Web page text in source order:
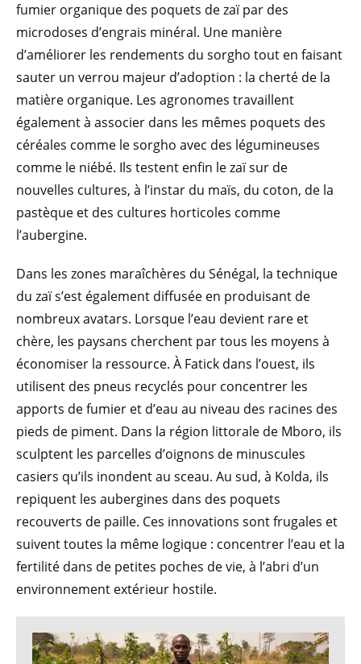
fumier organique des poquets de zaï par des
microdoses d’engrais minéral. Une manière
d’améliorer les rendements du sorgho tout en faisant
sauter un verrou majeur d’adoption : la cherté de la
matière organique. Les agronomes travaillent
également à associer dans les mêmes poquets des
céréales comme le sorgho avec des légumineuses
comme le niébé. Ils testent enfin le zaï sur de
nouvelles cultures, à l’instar du maïs, du coton, de la
pastèque et des cultures horticoles comme
l’aubergine.
Dans les zones maraîchères du Sénégal, la technique
du zaï s’est également diffusée en produisant de
nombreux avatars. Lorsque l’eau devient rare et
chère, les paysans cherchent par tous les moyens à
économiser la ressource. À Fatick dans l’ouest, ils
utilisent des pneus recyclés pour concentrer les
apports de fumier et d’eau au niveau des racines des
pieds de piment. Dans la région littorale de Mboro, ils
sculptent les parcelles d’oignons de minuscules
casiers qu’ils inondent au sceau. Au sud, à Kolda, ils
repiquent les aubergines dans des poquets
recouverts de paille. Ces innovations sont frugales et
suivent toutes la même logique : concentrer l’eau et la
fertilité dans de petites poches de vie, à l’abri d’un
environnement extérieur hostile.